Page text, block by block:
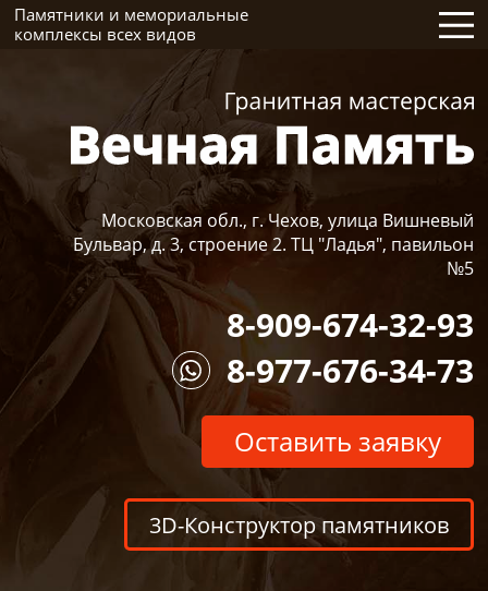
Памятники и мемориальные
комплексы всех видов
Московская обл., г. Чехов, улица Вишневый
Бульвар, д. 3, строение 2. ТЦ "Ладья", павильон
№5
8-909-674-32-93
8-977-676-34-73
Оставить заявку
3D-Конструктор памятников